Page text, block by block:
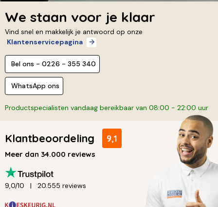
We staan voor je klaar
Vind snel en makkelijk je antwoord op onze
Klantenservicepagina
Bel ons - 0226 - 355 340
WhatsApp ons
Productspecialisten vandaag bereikbaar van 08:00 - 22:00 uur
Klantbeoordeling 9,1
Meer dan 34.000 reviews
9,0/10 20.555 reviews